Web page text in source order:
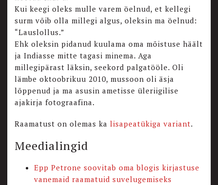
Kui keegi oleks mulle varem öelnud, et kellegi
surm võib olla millegi algus, oleksin ma öelnud:
“Lauslollus.”
Ehk oleksin pidanud kuulama oma mõistuse häält
ja Indiasse mitte tagasi minema. Aga
millegipärast läksin, seekord palgatööle. Oli
lämbe oktoobrikuu 2010, mussoon oli äsja
lõppenud ja ma asusin ametisse üleriigilise
ajakirja fotograafina.
Raamatust on olemas ka lisapeatükiga variant.
Meedialingid
Epp Petrone soovitab oma blogis kirjastuse
vanemaid raamatuid suvelugemiseks